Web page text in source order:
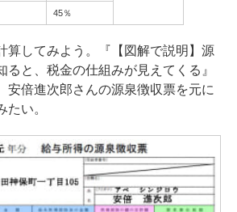
45％
してみよう。『【図解で説明】源
ると、税金の仕組みが見えてくる』
安倍進次郎さんの源泉徴収票を元に
い。